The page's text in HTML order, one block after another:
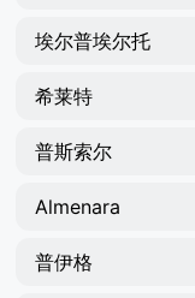
埃尔普埃尔托
希莱特
普斯索尔
Almenara
普伊格